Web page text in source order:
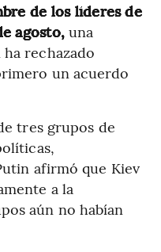
de los líderes de
agosto, una
rechazado
un acuerdo
tres grupos de
afirmó que Kiev
a la
aún no habían